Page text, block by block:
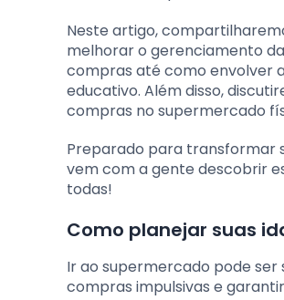
Neste artigo,
melhorar o gerenciamento
compras até como envolver
educativo. Além disso,
compras no supermercado
Preparado para transformar
vem com a gente descobrir
todas!
Como planejar suas
Ir ao supermercado pode ser
compras impulsivas e